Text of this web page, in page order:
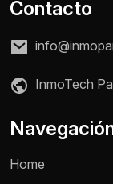
Contacto
InmoTech
Home